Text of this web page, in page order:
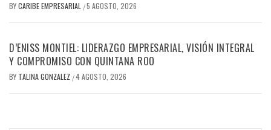
BYCARIBE EMPRESARIAL /5 AGOSTO, 2026
D’ENISS MONTIEL: LIDERAZGO EMPRESARIAL, VISIÓN INTEGRAL
Y COMPROMISO CON QUINTANA ROO
BY TALINA GONZALEZ /4 AGOSTO, 2026